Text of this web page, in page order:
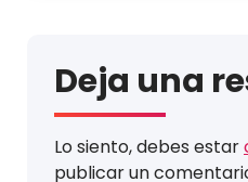
Deja una
Lo siento, debes estar
publicar un